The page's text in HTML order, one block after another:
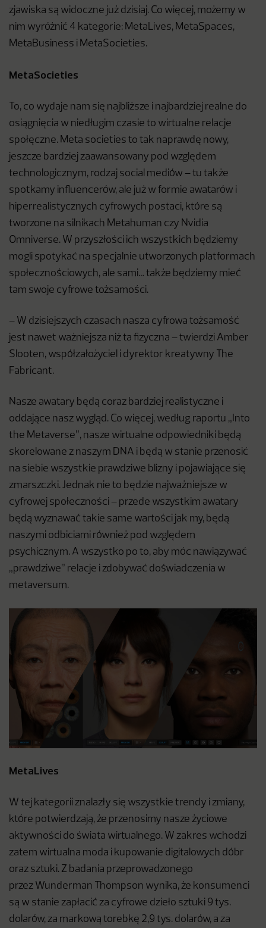
zjawiska są widoczne już dzisiaj. Co więcej, możemy w
nim wyróżnić 4 kategorie: MetaLives, MetaSpaces,
MetaBusiness i MetaSocieties.
MetaSocieties
To, co wydaje nam się najbliższe i najbardziej realne do
osiągnięcia w niedługim czasie to wirtualne relacje
społęczne. Meta societies to tak naprawdę nowy,
jeszcze bardziej zaawansowany pod względem
technologicznym, rodzaj social mediów – tu także
spotkamy influencerów, ale już w formie awatarów i
hiperrealistycznych cyfrowych postaci, które są
tworzone na silnikach Metahuman czy Nvidia
Omniverse. W przyszłości ich wszystkich będziemy
mogli spotykać na specjalnie utworzonych platformach
społecznościowych, ale sami… także będziemy mieć
tam swoje cyfrowe tożsamości.
– W dzisiejszych czasach nasza cyfrowa tożsamość
jest nawet ważniejsza niż ta fizyczna – twierdzi Amber
Slooten, współzałożyciel i dyrektor kreatywny The
Fabricant.
Nasze awatary będą coraz bardziej realistyczne i
oddające nasz wygląd. Co więcej, według raportu „Into
the Metaverse”, nasze wirtualne odpowiedniki będą
skorelowane z naszym DNA i będą w stanie przenosić
na siebie wszystkie prawdziwe blizny i pojawiające się
zmarszczki. Jednak nie to będzie najważniejsze w
cyfrowej społeczności – przede wszystkim awatary
będą wyznawać takie same wartości jak my, będą
naszymi odbiciami również pod względem
psychicznym. A wszystko po to, aby móc nawiązywać
„prawdziwe” relacje i zdobywać doświadczenia w
metaversum.
MetaLives
W tej kategorii znalazły się wszystkie trendy i zmiany,
które potwierdzają, że przenosimy nasze życiowe
aktywności do świata wirtualnego. W zakres wchodzi
zatem wirtualna moda i kupowanie digitalowych dóbr
oraz sztuki. Z badania przeprowadzonego
przez Wunderman Thompson wynika, że konsumenci
są w stanie zapłacić za cyfrowe dzieło sztuki 9 tys.
dolarów, za markową torebkę 2,9 tys. dolarów, a za